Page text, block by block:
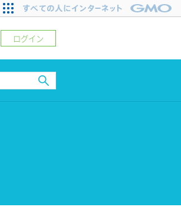
ログイン